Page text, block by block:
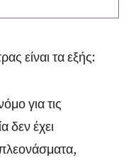
είναι τα εξής:
για τις
δεν έχει